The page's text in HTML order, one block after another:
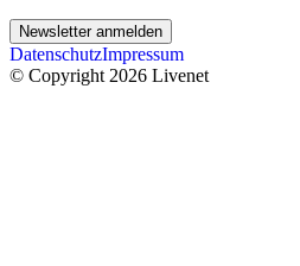
Newsletter anmelden
DatenschutzImpressum
© Copyright 2026 Livenet